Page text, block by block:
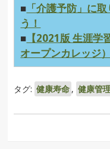
■ 「介護予防」に
う！
■ 【2021版 生涯
オープンカレッジ
タグ: 健康寿命 , 健康管